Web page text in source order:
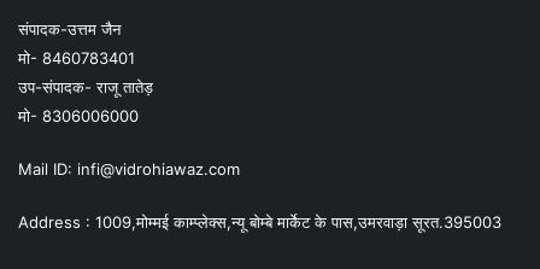
संपादक-उत्तम जैन
मो- 8460783401
उप-संपादक- राजू तातेड़
मो- 8306006000
Mail ID: infi@vidrohiawaz.com
Address : 1009,मोम्मई काम्प्लेक्स,न्यू बोम्बे मार्केट के पास,उमरवाड़ा सूरत.395003